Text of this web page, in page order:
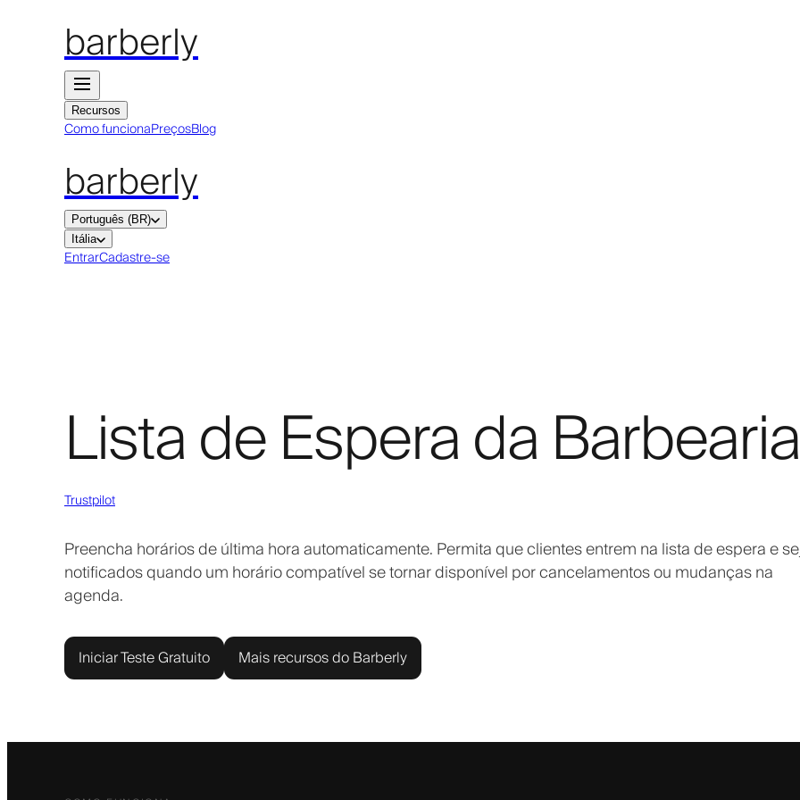
barberly
Recursos
Como funcionaPreçosBlog
barberly
Português (BR)
Itália
EntrarCadastre-se
Lista de Espera da Barbearia
Trustpilot
Preencha horários de última hora automaticamente. Permita que clientes entrem na lista de espera e
notificados quando um horário compatível se tornar disponível por cancelamentos ou mudanças na
agenda.
Iniciar Teste Gratuito Mais recursos do Barberly